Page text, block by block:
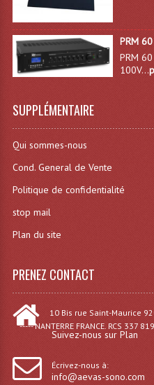
Lecteurs Cd À
Lecteurs
Limiteur De
Microphones
Micro Sans Fil
PRM 60
PRM
100V...
SUPPLÉMENTAIRE
Qui sommes-nous
Cond. General de Vente
Politique de confidentialité
stop mail
Plan du site
PRENEZ CONTACT
10 Bis rue Saint-Maurice
----- NANTERRE FRANCE. RCS 337
Suivez-nous sur Plan
Écrivez-nous à:
info@aevas-sono.com